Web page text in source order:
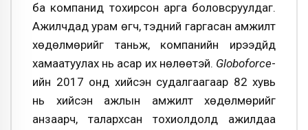
ба компанид тохирсон арга боловсруулдаг.
Ажилчдад урам өгч, тэдний гаргасан амжилт
хөдөлмөрийг таньж, компанийн ирээдүйд
хамаатуулах нь асар их нөлөөтэй. Globoforce-
ийн 2017 онд хийсэн судалгаагаар 82 хувь
нь хийсэн ажлын амжилт хөдөлмөрийг
анзаарч, талархсан тохиолдолд ажилдаа